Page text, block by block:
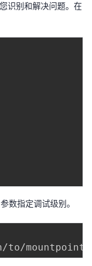
识别和解决问题。在
参数指定调试级别。
to/